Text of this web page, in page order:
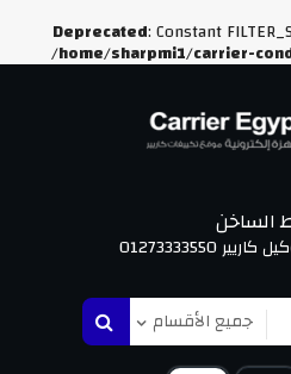
Deprecated: Constant
/home/sharpmi1/carrier-
الساخن
01273333550